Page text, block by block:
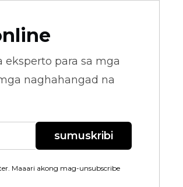
eksperto para sa mga
naghahangad na
sumuskribi
Maaari akong mag-unsubscribe